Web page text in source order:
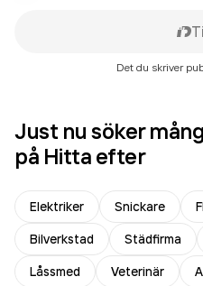
Det du skriver
Just nu söker
på Hitta efter
Elektriker Snickare
Bilverkstad
Städfirma
Låssmed
Veterinär